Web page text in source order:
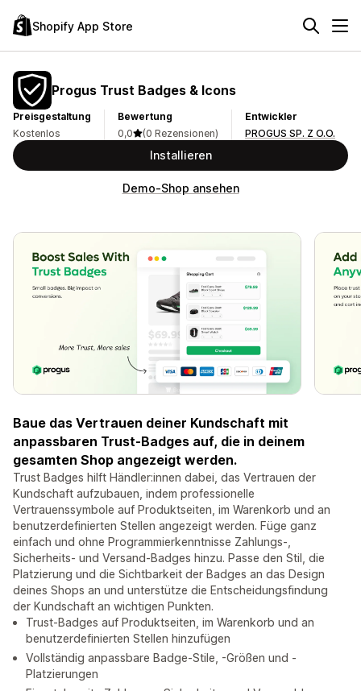
Shopify App Store
Progus Trust Badges & Icons
Preisgestaltung
Kostenlos
Bewertung
0,0
(0 Rezensionen)
Entwickler
PROGUS SP. Z O.O.
Installieren
Demo-Shop ansehen
Baue das Vertrauen deiner Kundschaft mit
anpassbaren Trust-Badges auf, die in deinem
gesamten Shop angezeigt werden.
Trust Badges hilft Händler:innen dabei, das Vertrauen der
Kundschaft aufzubauen, indem professionelle
Vertrauenssymbole auf Produktseiten, im Warenkorb und an
benutzerdefinierten Stellen angezeigt werden. Füge ganz
einfach und ohne Programmierkenntnisse Zahlungs-,
Sicherheits- und Versand-Badges hinzu. Passe den Stil, die
Platzierung und die Sichtbarkeit der Badges an das Design
deines Shops an und unterstütze die Entscheidungsfindung
der Kundschaft an wichtigen Punkten.
Trust-Badges auf Produktseiten, im Warenkorb und an
benutzerdefinierten Stellen hinzufügen
Vollständig anpassbare Badge-Stile, -Größen und -
Platzierungen